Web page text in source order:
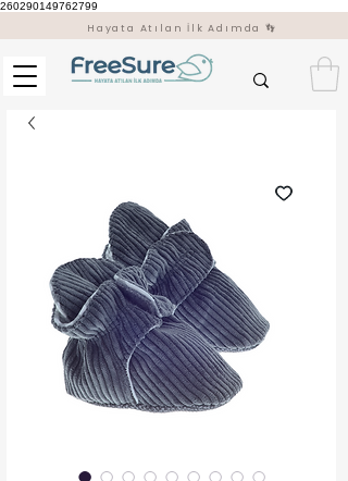
260290149762799
Hayata Atılan İlk Adımda 👣